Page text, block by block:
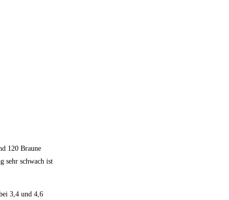
120 Braune
sehr schwach ist
3,4 und 4,6